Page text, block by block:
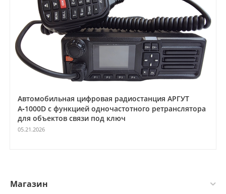
Автомобильная цифровая радиостанция АРГУТ
А‑1000D с функцией одночастотного ретранслятора
для объектов связи под ключ
05.21.2026
Магазин